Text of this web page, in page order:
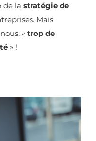
de la stratégie de
Mais
« trop de
» !